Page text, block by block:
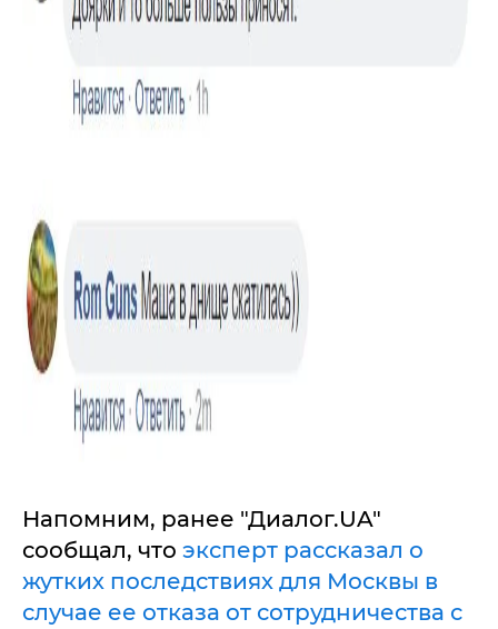
Напомним, ранее "Диалог.UA"
сообщал, что эксперт рассказал о
жутких последствиях для Москвы в
случае ее отказа от сотрудничества с